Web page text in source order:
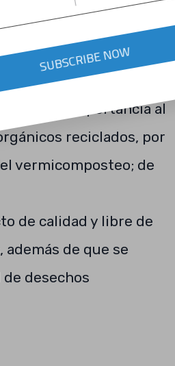
al utilizar
el suelo, el
eso, que la agricultura
gran importancia al
reciclados, por
vermicomposteo; de
de calidad y libre de
de que se
desechos
NOW